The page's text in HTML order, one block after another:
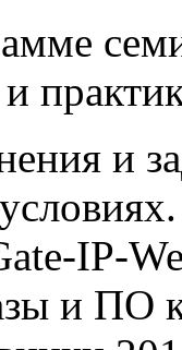
и
IP-
и ПО